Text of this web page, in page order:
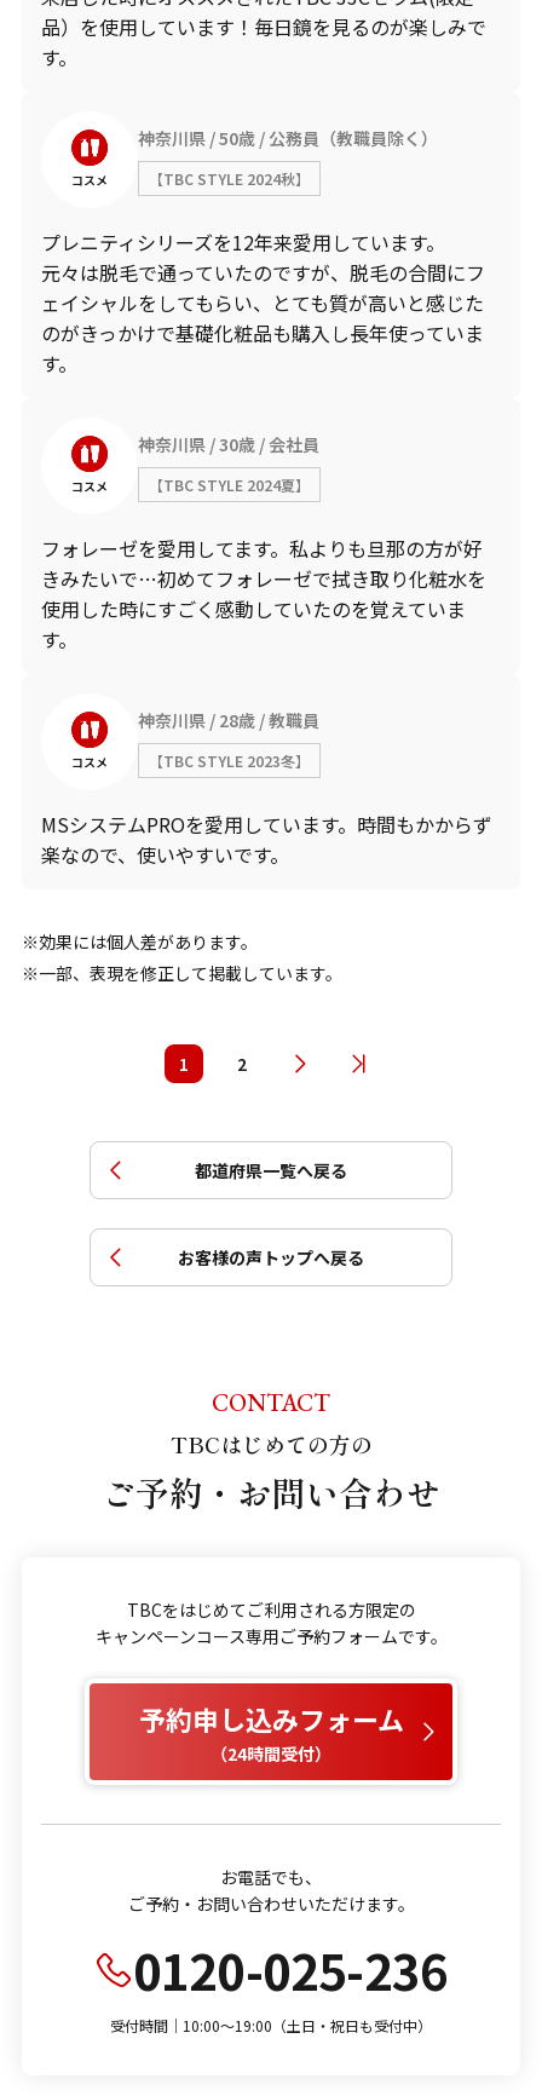
品）を使用しています！毎日鏡を見るのが楽しみで
す。
コスメ
神奈川県 50歳 公務員（教職員除く）
【TBC STYLE 2024秋】
プレニティシリーズを12年来愛用しています。
元々は脱毛で通っていたのですが、脱毛の合間にフ
ェイシャルをしてもらい、とても質が高いと感じた
のがきっかけで基礎化粧品も購入し長年使っていま
す。
コスメ
神奈川県 30歳 会社員
【TBC STYLE 2024夏】
フォレーゼを愛用してます。私よりも旦那の方が好
きみたいで…初めてフォレーゼで拭き取り化粧水を
使用した時にすごく感動していたのを覚えていま
す。
コスメ
神奈川県 28歳 教職員
【TBC STYLE 2023冬】
MSシステムPROを愛用しています。時間もかからず
楽なので、使いやすいです。
効果には個人差があります。
一部、表現を修正して掲載しています。
1 2
都道府県一覧へ戻る
お客様の声トップへ戻る
CONTACT
TBCはじめての方の
ご予約・お問い合わせ
TBCをはじめてご利用される方限定の
キャンペーンコース専用ご予約フォームです。
予約申し込みフォーム
（24時間受付）
お電話でも、
ご予約・お問い合わせいただけます。
0120-025-236
受付時間｜10:00～19:00（土日・祝日も受付中）